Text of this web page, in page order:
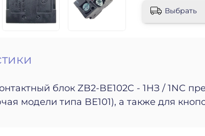
Выбрать
блок ZB2-BE102C - 1НЗ / 1NC
модели типа BE101), а также для